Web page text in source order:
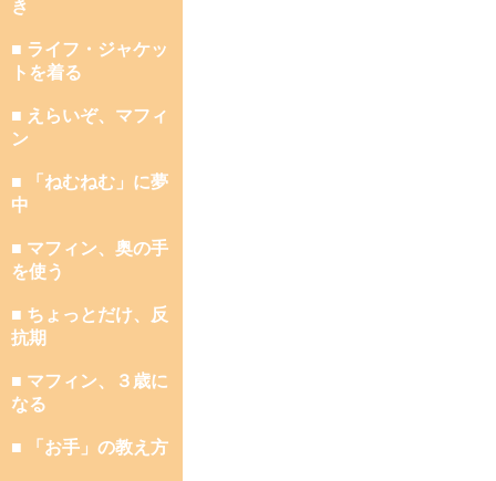
き
■ ライフ・ジャケッ
トを着る
■ えらいぞ、マフィ
ン
■ 「ねむねむ」に夢
中
■ マフィン、奥の手
を使う
■ ちょっとだけ、反
抗期
■ マフィン、３歳に
なる
■ 「お手」の教え方